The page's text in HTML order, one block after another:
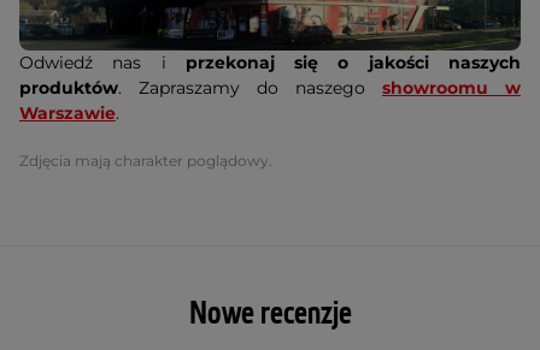
Odwiedź nas i przekonaj się o jakości naszych
produktów. Zapraszamy do naszego showroomu w
Warszawie.
Zdjęcia mają charakter poglądowy.
Nowe recenzje